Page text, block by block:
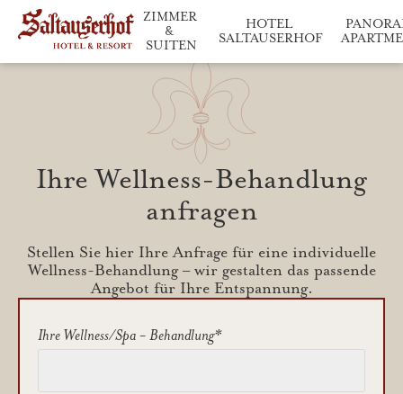
ZIMMER
&
SUITEN
HOTEL
SALTAUSERHOF
Ihre Wellness-Behandlung
anfragen
Stellen Sie hier Ihre Anfrage für eine individuelle
Wellness-Behandlung – wir gestalten das passende
Angebot für Ihre Entspannung.
Ihre Wellness/Spa - Behandlung